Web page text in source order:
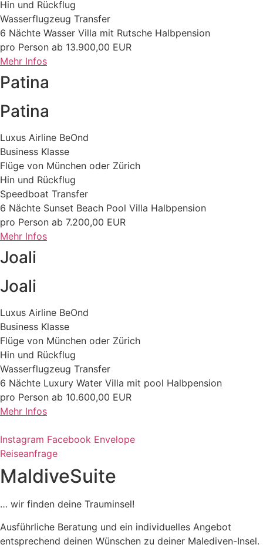
Hin und Rückflug
Wasserflugzeug Transfer
6 Nächte Wasser Villa mit Rutsche Halbpension
pro Person ab 13.900,00 EUR
Mehr Infos
Patina
Patina
Luxus Airline BeOnd
Business Klasse
Flüge von München oder Zürich
Hin und Rückflug
Speedboat Transfer
6 Nächte Sunset Beach Pool Villa Halbpension
pro Person ab 7.200,00 EUR
Mehr Infos
Joali
Joali
Luxus Airline BeOnd
Business Klasse
Flüge von München oder Zürich
Hin und Rückflug
Wasserflugzeug Transfer
6 Nächte Luxury Water Villa mit pool Halbpension
pro Person ab 10.600,00 EUR
Mehr Infos
Instagram Facebook Envelope
Reiseanfrage
MaldiveSuite
… wir finden deine Trauminsel!
Ausführliche Beratung und ein individuelles Angebot
entsprechend deinen Wünschen zu deiner Malediven-Insel.